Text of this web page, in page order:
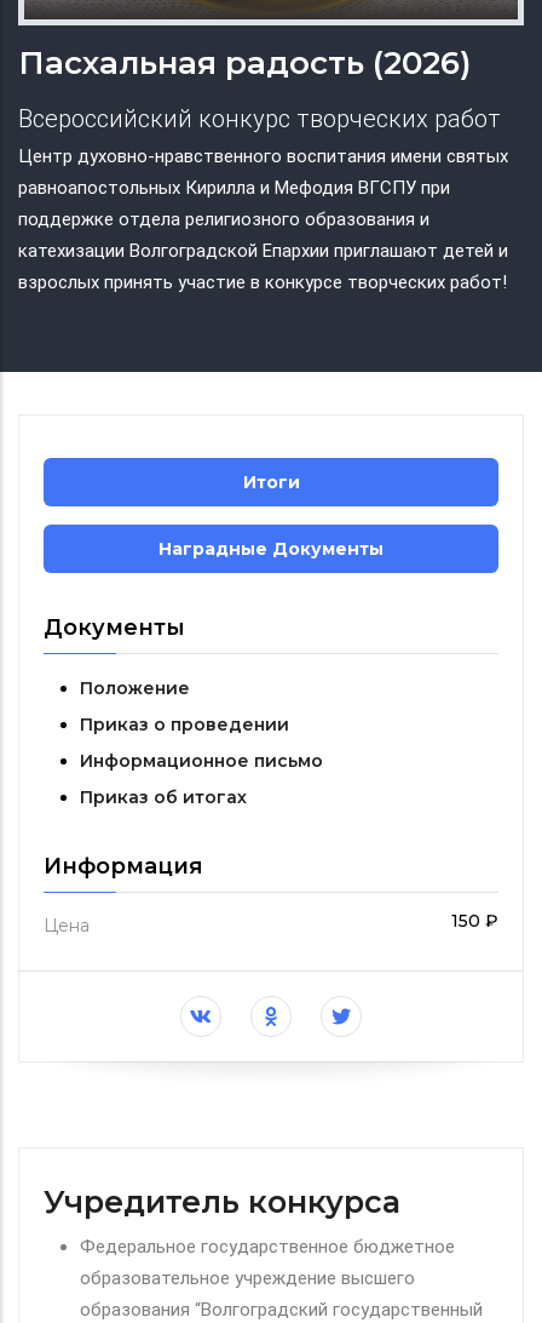
Пасхальная радость (2026)
Всероссийский конкурс творческих работ
Центр духовно-нравственного воспитания имени святых
равноапостольных Кирилла и Мефодия ВГСПУ при
поддержке отдела религиозного образования и
катехизации Волгоградской Епархии приглашают детей и
взрослых принять участие в конкурсе творческих работ!
Итоги
Наградные Документы
Документы
Положение
Приказ о проведении
Информационное письмо
Приказ об итогах
Информация
Цена 150 ₽
Учредитель конкурса
Федеральное государственное бюджетное
образовательное учреждение высшего
образования “Волгоградский государственный